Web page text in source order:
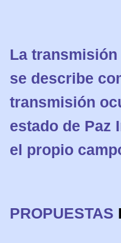
La
se describe
transmisión
estado de Paz
el propio
PROPUESTAS